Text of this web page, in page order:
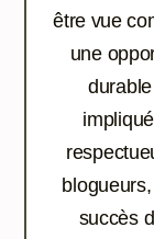
être vue
une
succès